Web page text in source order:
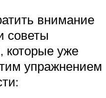
внимание
советы
которые уже
упражнением